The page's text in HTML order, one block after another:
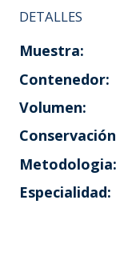
DETALLES
Muestra:
Contenedor:
Volumen:
Metodologia:
Especialidad: